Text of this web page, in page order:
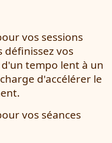
vos sessions
définissez vos
tempo lent à un
d'accélérer le
vos séances